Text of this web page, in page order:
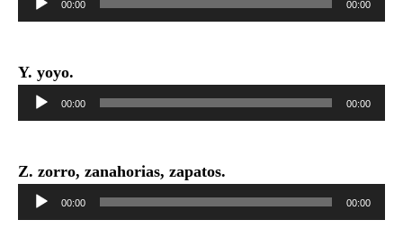
de
00:00 00:00
Y. yoyo.
Reproductor
de
00:00 00:00
Z. zorro, zanahorias, zapatos.
Reproductor
de
00:00 00:00